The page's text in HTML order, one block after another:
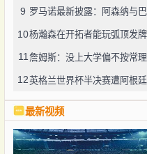
9
10
11詹姆斯：没上大学偏不按常
12
最新视频